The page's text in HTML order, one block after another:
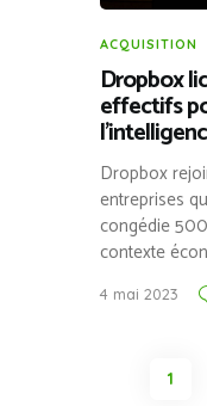
ACQUISITION
Dropbox
effectifs
Dropbox
entreprises
congédie
contexte
4 mai 2023
PAGE
1